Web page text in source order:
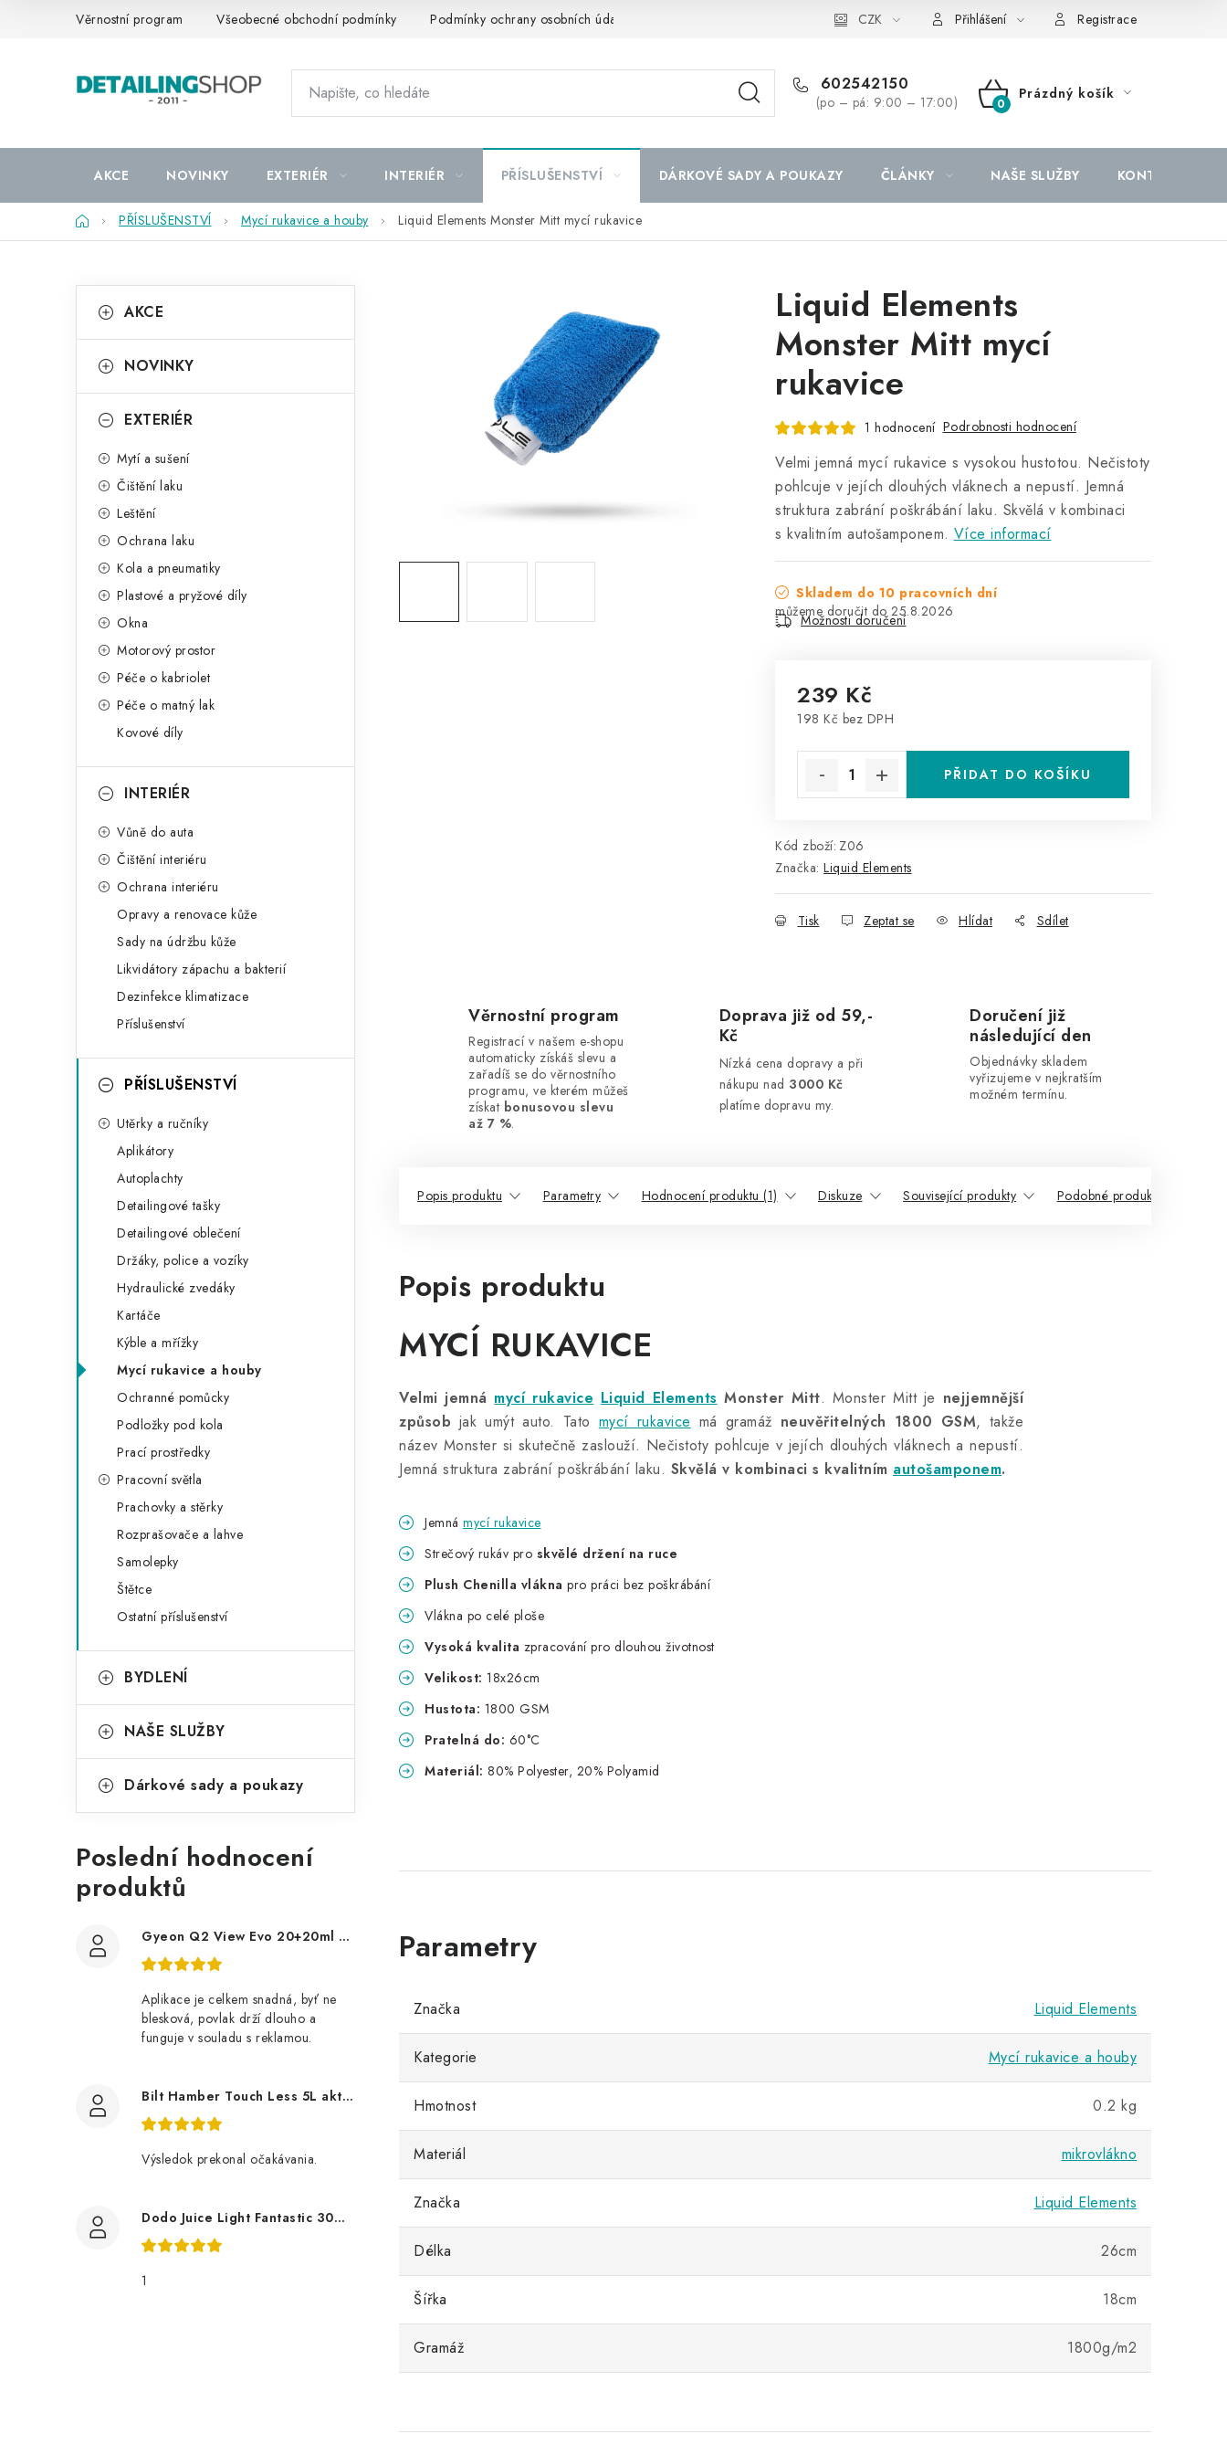
Věrnostní program Všeobecné obchodní podmínky Podmínky ochrany osobních údajů CZK Přihlášení Registrace
602542150
(po – pá: 9:00 – 17:00)
NÁKUPNÍ
Prázdný košík
AKCE NOVINKY EXTERIÉR INTERIÉR PŘÍSLUŠENSTVÍ DÁRKOVÉ SADY A POUKAZY ČLÁNKY NAŠE SLUŽBY KONTAKTY
DomůPŘÍSLUŠENSTVÍ Mycí rukavice a houby Liquid Elements Monster Mitt mycí rukavice
o
t
kategorie
a
e
AKCE
NOVINKY
EXTERIÉR
Mytí a sušení
Čištění laku
Leštění
Ochrana laku
Kola a pneumatiky
Plastové a pryžové díly
Okna
Motorový prostor
Péče o kabriolet
Péče o matný lak
Kovové díly
INTERIÉR
Vůně do auta
Čištění interiéru
Ochrana interiéru
Opravy a renovace kůže
Sady na údržbu kůže
Likvidátory zápachu a bakterií
Dezinfekce klimatizace
Příslušenství
PŘÍSLUŠENSTVÍ
Utěrky a ručníky
Aplikátory
Autoplachty
Detailingové tašky
Detailingové oblečení
Držáky, police a vozíky
Hydraulické zvedáky
Kartáče
Kýble a mřížky
Mycí rukavice a houby
Ochranné pomůcky
Podložky pod kola
Prací prostředky
Pracovní světla
Prachovky a stěrky
Rozprašovače a lahve
Samolepky
Štětce
Ostatní příslušenství
BYDLENÍ
NAŠE SLUŽBY
Dárkové sady a poukazy
Poslední hodnocení
produktů
Gyeon Q2 View Evo 20+20ml nanopovlak na okna
Aplikace je celkem snadná, byť ne
blesková, povlak drží dlouho a
funguje v souladu s reklamou.
Bilt Hamber Touch Less 5L aktivní pěna
Výsledok prekonal očakávania.
Dodo Juice Light Fantastic 30ml měkký vosk
1
Liquid Elements
Monster Mitt mycí
rukavice
1 hodnocení Podrobnosti hodnocení
Velmi jemná mycí rukavice s vysokou hustotou. Nečistoty
pohlcuje v jejích dlouhých vláknech a nepustí. Jemná
struktura zabrání poškrábání laku. Skvělá v kombinaci
s kvalitním autošamponem. Více informací
Skladem do 10 pracovních dní
25.8.2026
Možnosti doručení
239 Kč
198 Kč bez DPH
PŘIDAT DO KOŠÍKU
Kód zboží: Z06
Značka: Liquid Elements
Tisk Zeptat se Hlídat Sdílet
Věrnostní program
Registrací v našem e-shopu
automaticky získáš slevu a
zařadíš se do věrnostního
programu, ve kterém můžeš
získat bonusovou slevu
až 7 %.
Doprava již od 59,-
Kč
Nízká cena dopravy a při
nákupu nad 3000 Kč
platíme dopravu my.
Doručení již
následující den
Objednávky skladem
vyřizujeme v nejkratším
možném termínu.
Popis produktu Parametry Hodnocení produktu (1) Diskuze Související produkty Podobné produkty
Popis produktu
MYCÍ RUKAVICE
Velmi jemná mycí rukavice Liquid Elements Monster Mitt. Monster Mitt je nejjemnější
způsob jak umýt auto. Tato mycí rukavice má gramáž neuvěřitelných 1800 GSM, takže
název Monster si skutečně zaslouží. Nečistoty pohlcuje v jejích dlouhých vláknech a nepustí.
Jemná struktura zabrání poškrábání laku. Skvělá v kombinaci s kvalitním autošamponem.
Jemná mycí rukavice
Strečový rukáv pro skvělé držení na ruce
Plush Chenilla vlákna pro práci bez poškrábání
Vlákna po celé ploše
Vysoká kvalita zpracování pro dlouhou životnost
Velikost: 18x26cm
Hustota: 1800 GSM
Pratelná do: 60°C
Materiál: 80% Polyester, 20% Polyamid
Značka Liquid Elements
Kategorie Mycí rukavice a houby
Hmotnost 0.2 kg
Materiál mikrovlákno
Značka Liquid Elements
Délka 26cm
Šířka 18cm
Gramáž 1800g/m2